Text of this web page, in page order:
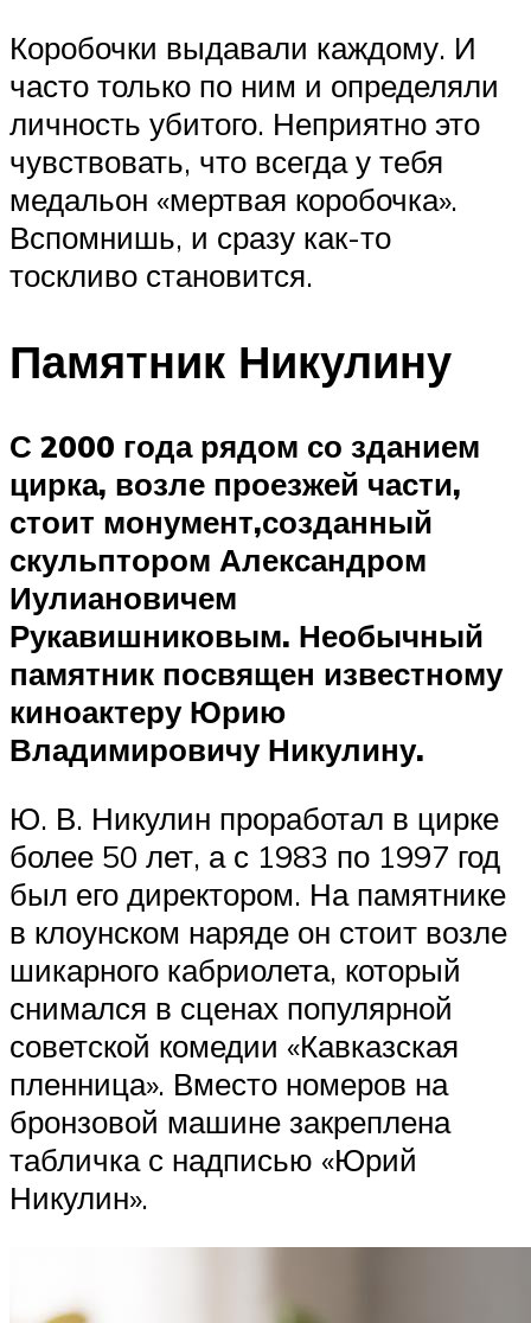
Коробочки выдавали каждому. И
часто только по ним и определяли
личность убитого. Неприятно это
чувствовать, что всегда у тебя
медальон «мертвая коробочка».
Вспомнишь, и сразу как-то
тоскливо становится.
Памятник Никулину
С 2000 года рядом со зданием
цирка, возле проезжей части,
стоит монумент,созданный
скульптором Александром
Иулиановичем
Рукавишниковым. Необычный
памятник посвящен известному
киноактеру Юрию
Владимировичу Никулину.
Ю. В. Никулин проработал в цирке
более 50 лет, а с 1983 по 1997 год
был его директором. На памятнике
в клоунском наряде он стоит возле
шикарного кабриолета, который
снимался в сценах популярной
советской комедии «Кавказская
пленница». Вместо номеров на
бронзовой машине закреплена
табличка с надписью «Юрий
Никулин».